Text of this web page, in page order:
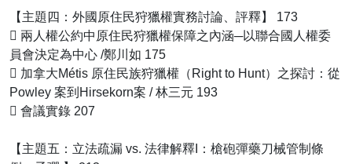
【主題四：外國原住民狩獵權實務討論、評釋】 173
􀁺 兩人權公約中原住民狩獵權保障之內涵─以聯合國人權委
員會決定為中心 /鄭川如 175
􀁺 加拿大Métis 原住民族狩獵權（Right to Hunt）之探討：從
Powley 案到Hirsekorn案 / 林三元 193
􀁺 會議實錄 207
【主題五：立法疏漏 vs. 法律解釋I：槍砲彈藥刀械管制條